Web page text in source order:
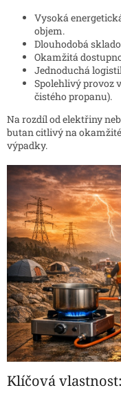
Vysoká
objem.
Dlouhodobá
Okamžitá
Jednoduchá
Spolehlivý provoz
čistého propanu).
Na rozdíl od elektřiny
butan citlivý na
výpadky.
Klíčová